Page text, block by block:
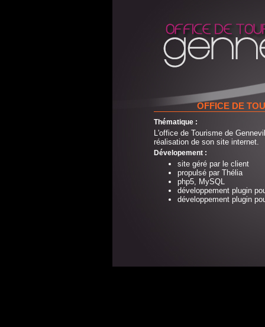
OFFICE DE
Thématique :
L'office de Tourisme de
réalisation de son site internet.
Dévelopement :
site géré par le client
propulsé par Thélia
php5, MySQL
développement plugin
développement plugin